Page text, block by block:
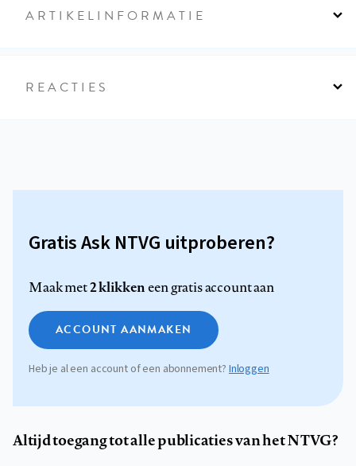
ARTIKELINFORMATIE
REACTIES
Gratis Ask NTVG uitproberen?
Maak met2 klikkeneen gratis account aan
ACCOUNT AANMAKEN
Heb je al een account of een abonnement?Inloggen
Altijd toegang tot alle publicaties van het NTVG?